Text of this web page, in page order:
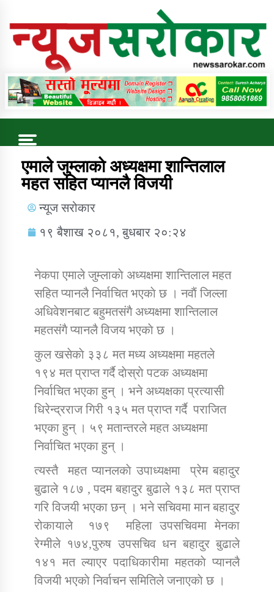
Online News Portal
Trending Now
कुषि बिकास कार्यालय जुम्ला सुचना सन्देश
डिभिजन कार्यालय जुम्लाको सुचना सन्देश
कर्णाली प्रविधि शिक्षालय जुम्लाको सुचना
कार्यक्रम कार्यान्वयन एकाई जुम्लाको सुचना
एमाले जुम्लाकाे अध्यक्षमा शान्तिलाल
महत सहित प्यानलै विजयी
न्यूज सरोकार
१९ बैशाख २०८१, बुधबार २०:२४
नेकपा एमाले जुम्लाकाे अध्यक्षमा शान्तिलाल महत
सहित प्यानलै निर्वाचित भएकाे छ । नवाैं जिल्ला
अधिवेशनबाट बहुमतसंगै अध्यक्षमा शान्तिलाल
महतसंगै प्यानलै विजय भएकाे छ ।
कुल खसेकाे ३३८ मत मध्य अध्यक्षमा महतले
१९४ मत प्राप्त गर्दै दाेस्राे पटक अध्यक्षमा
निर्वाचित भएका हुन् । भने अध्यक्षका प्रत्यासी
धिरेन्द्रराज गिरी १३५ मत प्राप्त गर्दै पराजित
भएका हुन् । ५९ मतान्तरले महत अध्यक्षमा
निर्वाचित भएका हुन् ।
त्यस्तै महत प्यानलकाे उपाध्यक्षमा प्रेम बहादुर
बुढाले १८७ , पदम बहादुर बुढाले १३८ मत प्राप्त
गरि विजयी भएका छन् । भने सचिवमा मान बहादुर
रोकायाले १७९ महिला उपसचिवमा मेनका
रेग्मीले १७४,पुरुष उपसचिव धन बहादुर बुढाले
१४१ मत ल्याएर पदाधिकारीमा महतकाे प्यानलै
विजयी भएकाे निर्वाचन समितिले जनाएकाे छ ।